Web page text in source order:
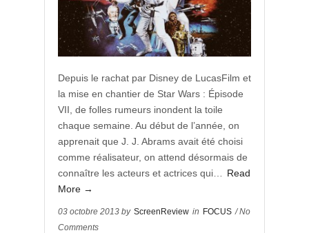
Depuis le rachat par Disney de LucasFilm et
la mise en chantier de Star Wars : Épisode
VII, de folles rumeurs inondent la toile
chaque semaine. Au début de l’année, on
apprenait que J. J. Abrams avait été choisi
comme réalisateur, on attend désormais de
connaître les acteurs et actrices qui…
Read
More →
03 octobre 2013 by ScreenReview in FOCUS / No
Comments